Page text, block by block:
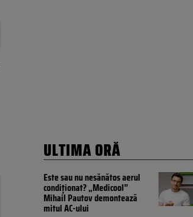
ULTIMA ORĂ
Este sau nu nesănătos aerul
condiționat? „Medicool”
Mihail Pautov demontează
mitul AC-ului